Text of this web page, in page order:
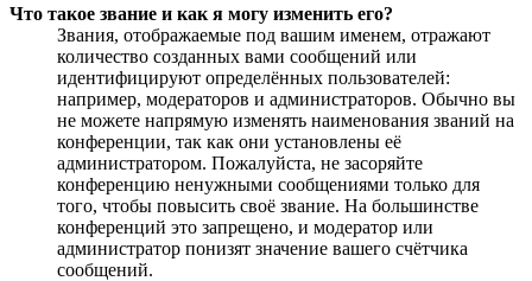
Что такое звание и как я могу изменить его?
Звания, отображаемые под вашим именем, отражают
количество созданных вами сообщений или
идентифицируют определённых пользователей:
например, модераторов и администраторов. Обычно вы
не можете напрямую изменять наименования званий на
конференции, так как они установлены её
администратором. Пожалуйста, не засоряйте
конференцию ненужными сообщениями только для
того, чтобы повысить своё звание. На большинстве
конференций это запрещено, и модератор или
администратор понизят значение вашего счётчика
сообщений.